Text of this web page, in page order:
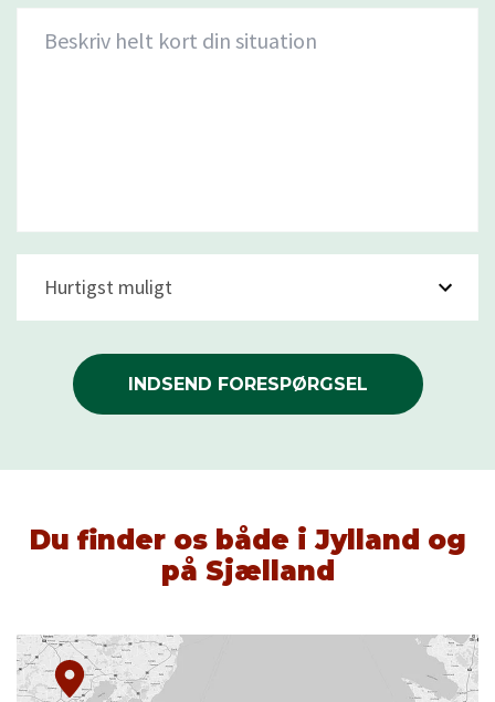
Beskriv helt kort din situation
Hurtigst muligt
INDSEND FORESPØRGSEL
Du finder os både i Jylland og
på Sjælland